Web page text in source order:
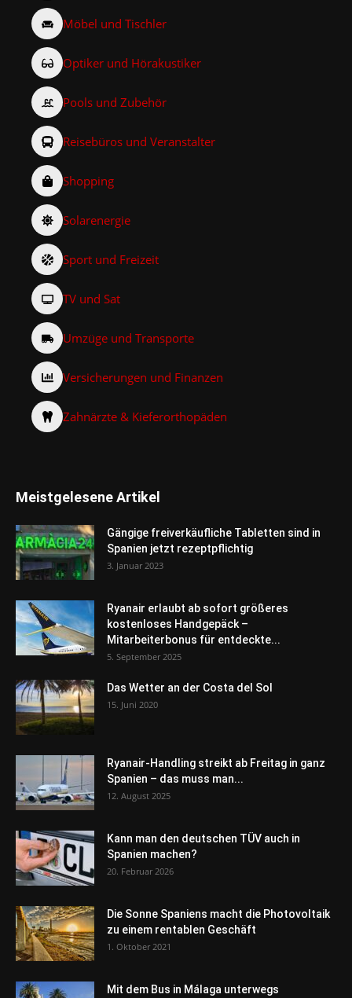
Möbel und Tischler
Optiker und Hörakustiker
Pools und Zubehör
Reisebüros und Veranstalter
Shopping
Solarenergie
Sport und Freizeit
TV und Sat
Umzüge und Transporte
Versicherungen und Finanzen
Zahnärzte & Kieferorthopäden
Meistgelesene Artikel
Gängige freiverkäufliche Tabletten sind in
Spanien jetzt rezeptpflichtig
3. Januar 2023
Ryanair erlaubt ab sofort größeres
kostenloses Handgepäck –
Mitarbeiterbonus für entdeckte...
5. September 2025
Das Wetter an der Costa del Sol
15. Juni 2020
Ryanair-Handling streikt ab Freitag in ganz
Spanien – das muss man...
12. August 2025
Kann man den deutschen TÜV auch in
Spanien machen?
20. Februar 2026
Die Sonne Spaniens macht die Photovoltaik
zu einem rentablen Geschäft
1. Oktober 2021
Mit dem Bus in Málaga unterwegs